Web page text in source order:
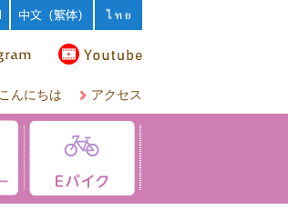
んにちは アクセス